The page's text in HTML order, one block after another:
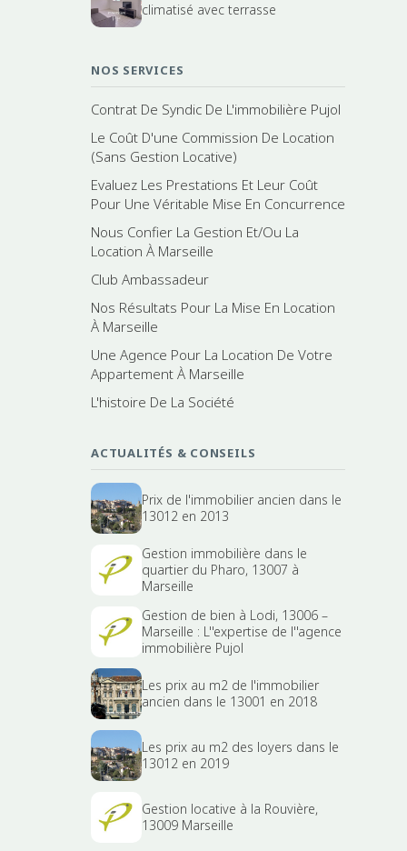
climatisé avec terrasse
NOS SERVICES
Contrat De Syndic De L'immobilière Pujol
Le Coût D'une Commission De Location
(Sans Gestion Locative)
Evaluez Les Prestations Et Leur Coût
Pour Une Véritable Mise En Concurrence
Nous Confier La Gestion Et/Ou La
Location À Marseille
Club Ambassadeur
Nos Résultats Pour La Mise En Location
À Marseille
Une Agence Pour La Location De Votre
Appartement À Marseille
L'histoire De La Société
ACTUALITÉS & CONSEILS
Prix de l'immobilier ancien dans le
13012 en 2013
Gestion immobilière dans le
quartier du Pharo, 13007 à
Marseille
Gestion de bien à Lodi, 13006 –
Marseille : L''expertise de l''agence
immobilière Pujol
Les prix au m2 de l'immobilier
ancien dans le 13001 en 2018
Les prix au m2 des loyers dans le
13012 en 2019
Gestion locative à la Rouvière,
13009 Marseille